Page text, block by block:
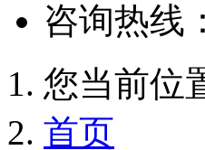
咨询热线：
您当前位
首页